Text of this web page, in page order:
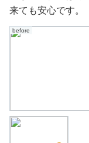
来ても安心です。
before